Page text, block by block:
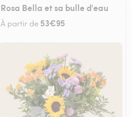
Rosa Bella et sa bulle d'eau
À partir de 53€95